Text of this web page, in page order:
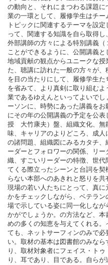
の動向と、それにまつわる課題
業の一環として、履修学生はチ
トピックに関連するテーマを設
って、関連する知識を自ら取得し
外部講師の方々による特別講義
ことができるように、公開講義と
地域貢献の観点からユニークな
た、聴講に訪れた一般の方々が
を目の当たりにして、履修学生
を省みて、より真剣に取り組む
業であるゆえんといってよいで
ーソンに、時勢にあった講義を
にその年の公開講義の予定を公
授 大竹康夫）盤、組織文化、無
味、キャリアのよりどころ、成
の諸問題、組織図にみるカタチ
ーダーとフォロワーの関係、リ
織、すごいリーダーの特徴、世
てくる際立ったシーンと台詞を
らない本部へのあきれと怒りを共
現場の若い人たちにとって、真
かをチェックしながら、ベテラ
場で示している姿に同一化しな
かがでしょうか。の方法など、
めの多くの知恵を与えてくれる
ても、ネットサーフィンのみで
い。取材の基本は図書館のみな
り、取材対象者にフェイス・ト
り、耳であり、目である。自ら